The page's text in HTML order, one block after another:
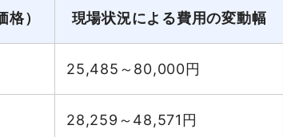
） 現場状況による費用の変動幅
25,485～80,000円
28,259～48,571 円